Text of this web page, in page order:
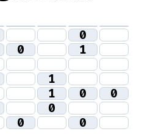
0
0
1
1
1
0
0
0
0 0